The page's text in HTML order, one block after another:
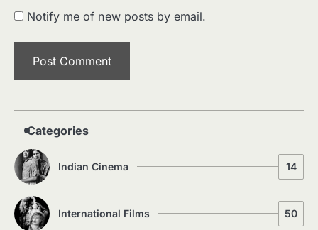
Notify me of new posts by email.
Categories
Indian Cinema 14
International Films 50
3
The Last Command (1928) Review
Sonaley Jain
4
5
Sonaley Jain